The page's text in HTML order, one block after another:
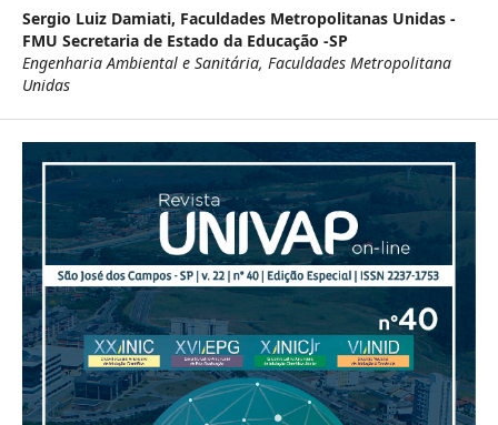
Sergio Luiz Damiati, Faculdades Metropolitanas Unidas -
FMU Secretaria de Estado da Educação -SP
Engenharia Ambiental e Sanitária, Faculdades Metropolitana
Unidas